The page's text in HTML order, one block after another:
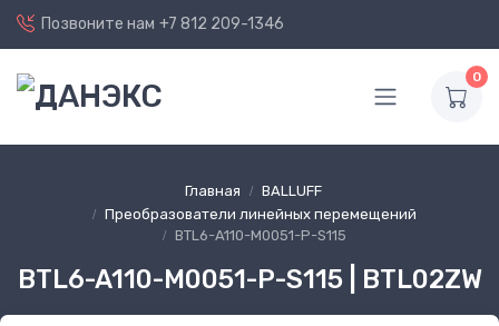
Позвоните нам +7 812 209-1346
0
Главная
BALLUFF
Преобразователи линейных перемещений
BTL6-A110-M0051-P-S115
BTL6-A110-M0051-P-S115 | BTL02ZW